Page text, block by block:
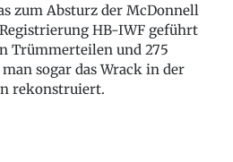
zum Absturz der McDonnell
HB-IWF geführt
Trümmerteilen und 275
sogar das Wrack in der
rekonstruiert.